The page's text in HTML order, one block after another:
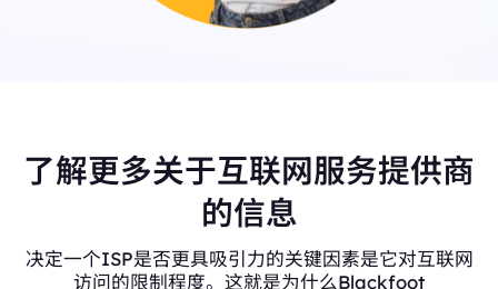
了解更多关于互联网服务提供商
的信息
决定一个ISP是否更具吸引力的关键因素是它对互联网
访问的限制程度。这就是为什么Blackfoot